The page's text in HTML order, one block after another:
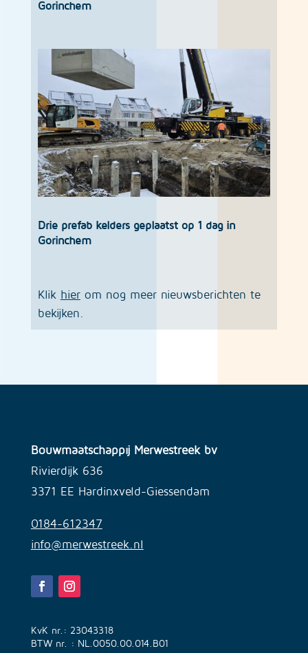
Gorinchem
Drie prefab kelders geplaatst op 1 dag in
Gorinchem
Klik hierom nog meer nieuwsberichten te
bekijken.
Bouwmaatschappij Merwestreek bv
Rivierdijk 636
3371 EE Hardinxveld-Giessendam
0184-612347
info@merwestreek.nl
KvK nr.: 23043318
BTW nr. : NL.0050.00.014.B01